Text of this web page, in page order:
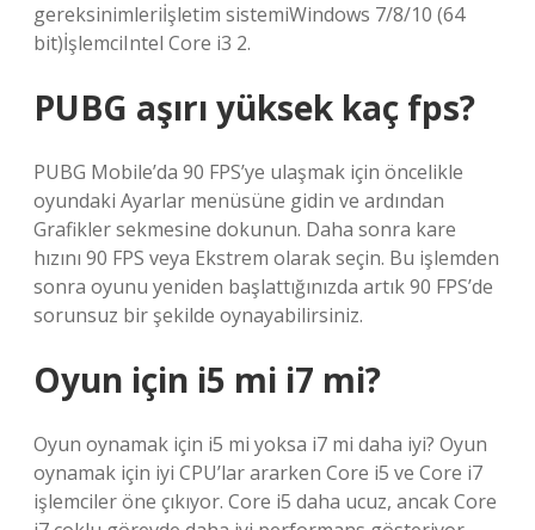
gereksinimleriİşletim sistemiWindows 7/8/10 (64
bit)İşlemciIntel Core i3 2.
PUBG aşırı yüksek kaç fps?
PUBG Mobile’da 90 FPS’ye ulaşmak için öncelikle
oyundaki Ayarlar menüsüne gidin ve ardından
Grafikler sekmesine dokunun. Daha sonra kare
hızını 90 FPS veya Ekstrem olarak seçin. Bu işlemden
sonra oyunu yeniden başlattığınızda artık 90 FPS’de
sorunsuz bir şekilde oynayabilirsiniz.
Oyun için i5 mi i7 mi?
Oyun oynamak için i5 mi yoksa i7 mi daha iyi? Oyun
oynamak için iyi CPU’lar ararken Core i5 ve Core i7
işlemciler öne çıkıyor. Core i5 daha ucuz, ancak Core